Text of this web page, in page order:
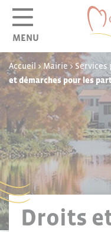
MENU
Accueil >Mairie> Services
et démarches pour les
Droits
Panneau de gestion des